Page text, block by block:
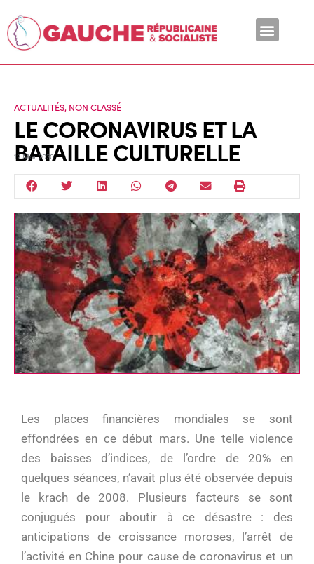
ACTUALITÉS, NON CLASSÉ
LE CORONAVIRUS ET LA
BATAILLE CULTURELLE
12 Mar 2020
Les places financières mondiales se sont
effondrées en ce début mars. Une telle violence
des baisses d’indices, de l’ordre de 20% en
quelques séances, n’avait plus été observée depuis
le krach de 2008. Plusieurs facteurs se sont
conjugués pour aboutir à ce désastre : des
anticipations de croissance moroses, l’arrêt de
l’activité en Chine pour cause de coronavirus et un